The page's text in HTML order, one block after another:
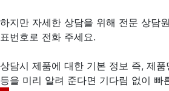
하지만 자세한 상담을 위해 전문 상담
표번호로 전화 주세요.
상담시 제품에 대한 기본 정보 즉, 제
등을 미리 알려 준다면 기다림 없이 빠